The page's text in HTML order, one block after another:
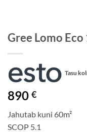
Gree Lomo Eco
Tasu
890 €
Jahutab kuni 60m²
SCOP 5.1